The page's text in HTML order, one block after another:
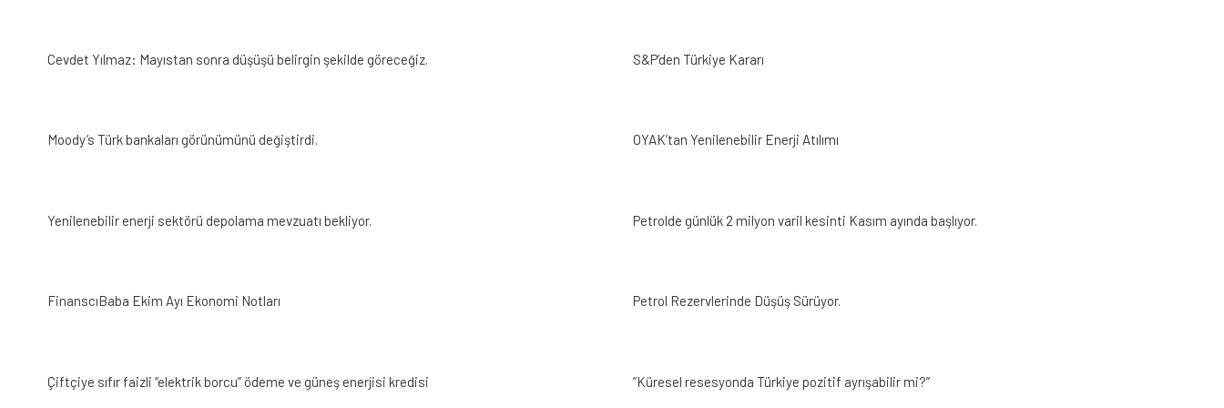
Cevdet Yılmaz: Mayıstan sonra düşüşü belirgin şekilde göreceğiz. S&P’den Türkiye Kararı
Moody’s Türk bankaları görünümünü değiştirdi. OYAK’tan Yenilenebilir Enerji Atılımı
Yenilenebilir enerji sektörü depolama mevzuatı bekliyor. Petrolde günlük 2 milyon varil kesinti Kasım ayında başlıyor.
FinanscıBaba Ekim Ayı Ekonomi Notları Petrol Rezervlerinde Düşüş Sürüyor.
Çiftçiye sıfır faizli “elektrik borcu” ödeme ve güneş enerjisi kredisi ”Küresel resesyonda Türkiye pozitif ayrışabilir mi?”